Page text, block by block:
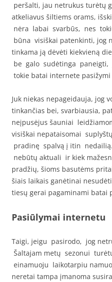
peršalti, jau netrukus turėtų
atkeliavus šiltiems orams,
nėra labai svarbūs, nes
būna visiškai patenkinti, jog
tinkama ją dėvėti kiekvieną
be galo sudėtinga
tokie batai internete
Juk niekas nepageidauja, jog
tinkančias bei, svarbiausia,
neįpusėjus šauniai
visiškai nepataisomai
pradinę spalvą į itin
nebūtų aktuali ir kiek
pradžių, šioms basutėms
šiais laikais ganėtinai
tiesų gerai pagaminami batai
Pasiūlymai internetu
Taigi, jeigu pasirodo, jog
Šaltajam metų sezonui
einamuoju laikotarpiu
neretai tampa įmanoma